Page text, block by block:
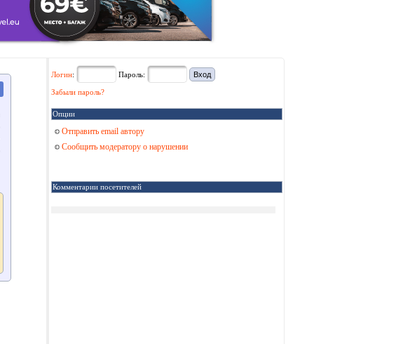
Логин: Пароль:
Забыли пароль?
Опции
Отправить email автору
Сообщить модератору о нарушении
Комментарии посетителей